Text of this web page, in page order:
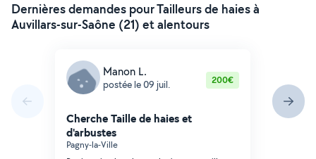
Dernières demandes pour Tailleurs de haies à
Auvillars-sur-Saône (21) et alentours
Manon L.
postée le 09 juil. 200€
Cherche Taille de haies et
d'arbustes
Pagny-la-Ville